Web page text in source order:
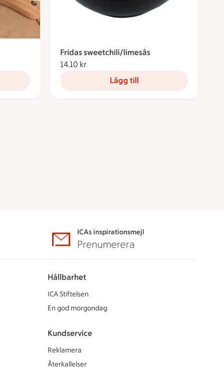
Fridas sweetchili/limesås
14.10 kr
Lägg till
ICAs inspirationsmejl
Prenumerera
Hållbarhet
ICA Stiftelsen
En god morgondag
Kundservice
Reklamera
Återkallelser